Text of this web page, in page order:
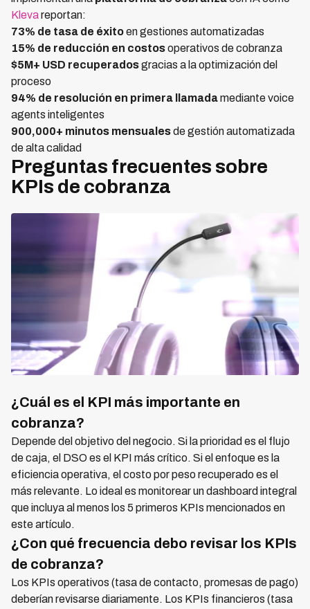
Klevareportan:
73% de tasa de éxitoen gestiones automatizadas
15% de reducción en costosoperativos de cobranza
$5M+ USD recuperadosgracias a la optimización del
proceso
94% de resolución en primera llamadamediante voice
agents inteligentes
900,000+ minutos mensualesde gestión automatizada
de alta calidad
Preguntas frecuentes sobre
KPIs de cobranza
¿Cuál es el KPI más importante en
cobranza?
Depende del objetivo del negocio. Si la prioridad es el flujo
de caja, el DSO es el KPI más crítico. Si el enfoque es la
eficiencia operativa, el costo por peso recuperado es el
más relevante. Lo ideal es monitorear un dashboard integral
que incluya al menos los 5 primeros KPIs mencionados en
este artículo.
¿Con qué frecuencia debo revisar los KPIs
de cobranza?
Los KPIs operativos (tasa de contacto, promesas de pago)
deberían revisarse diariamente. Los KPIs financieros (tasa